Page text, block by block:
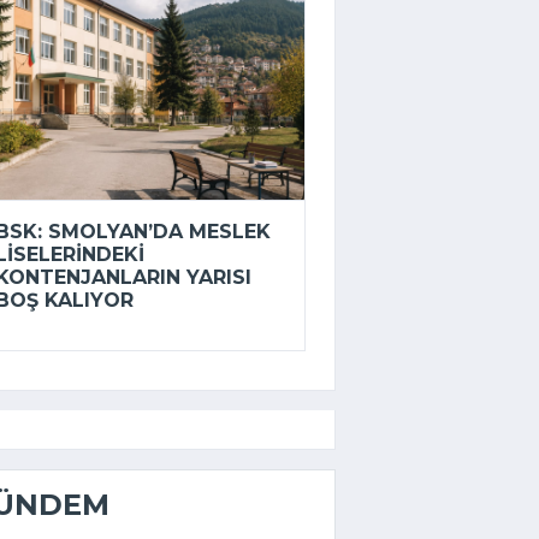
SMOLYAN’DA MESLEK
YARISI
KALIYOR